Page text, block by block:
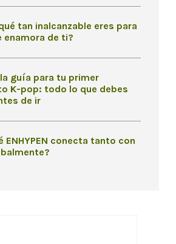
tan inalcanzable eres para
enamora de ti?
guía para tu primer
K-pop: todo lo que debes
de ir
ENHYPEN conecta tanto con